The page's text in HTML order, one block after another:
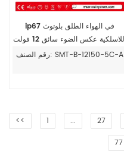
ip67 في الهواء الطلق بلوتوث
اللاسلكية عكس الضوء سائق 12 فولت
150 واط لوحدات الصمام
رقم الصنف: SMT-B-12150-5C-A
<< 1 ... 27
77